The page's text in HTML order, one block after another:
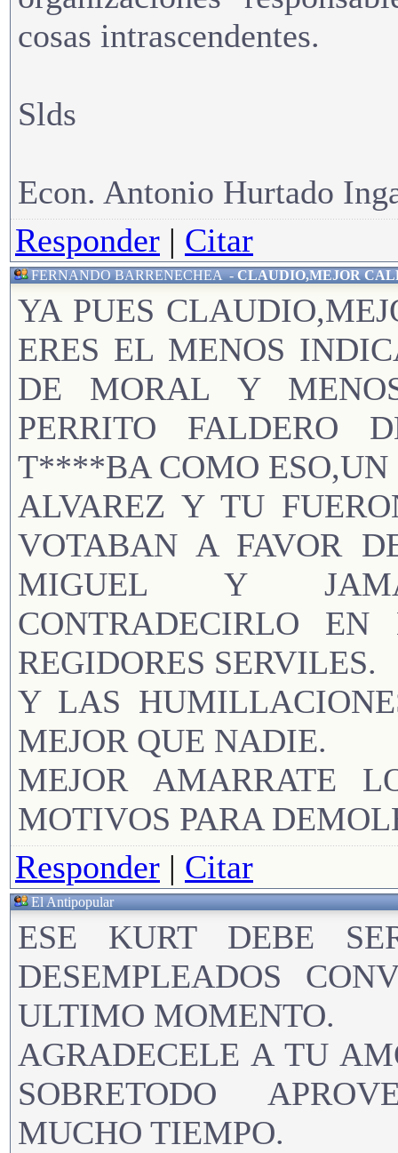
cosas intrascendentes.
Slds
Econ. Antonio Hurtado
Responder | Citar
FERNANDO BARRENECHEA-CLAUDIO,MEJOR
YA PUES
ERES EL MENOS
DE MORAL Y
PERRITO FALDERO
T****BA COMO ESO,UN
ALVAREZ Y TU
VOTABAN A FAVOR
MIGUEL Y
CONTRADECIRLO EN
REGIDORES SERVILES.
Y LAS
MEJOR QUE NADIE.
MEJOR AMARRATE
MOTIVOS PARA
Responder | Citar
El Antipopular
ESE KURT DEBE
DESEMPLEADOS
ULTIMO MOMENTO.
AGRADECELE A TU
SOBRETODO
MUCHO TIEMPO.